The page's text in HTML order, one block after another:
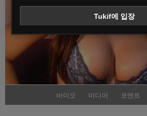
바이오 미디어 코멘트
Tukif에 입장